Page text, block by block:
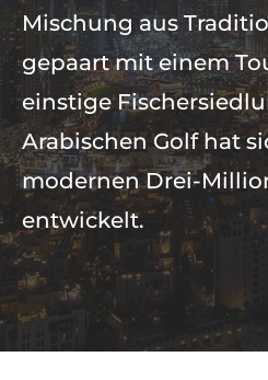
Mischung aus
gepaart mit einem
einstige
Arabischen Golf hat
modernen Drei-
entwickelt.